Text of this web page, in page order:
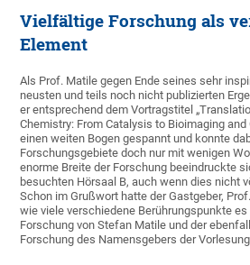
Vielfältige Forschung als
Element
Als Prof. Matile gegen Ende seines sehr
neusten und teils noch nicht publizierten
er entsprechend dem Vortragstitel
Chemistry: From Catalysis to Bioimaging and
einen weiten Bogen gespannt und konnte
Forschungsgebiete doch nur mit wenigen
enorme Breite der Forschung beeindruckte
besuchten Hörsaal B, auch wenn dies nicht
Schon im Grußwort hatte der Gastgeber,
wie viele verschiedene Berührungspunkte
Forschung von Stefan Matile und der
Forschung des Namensgebers der